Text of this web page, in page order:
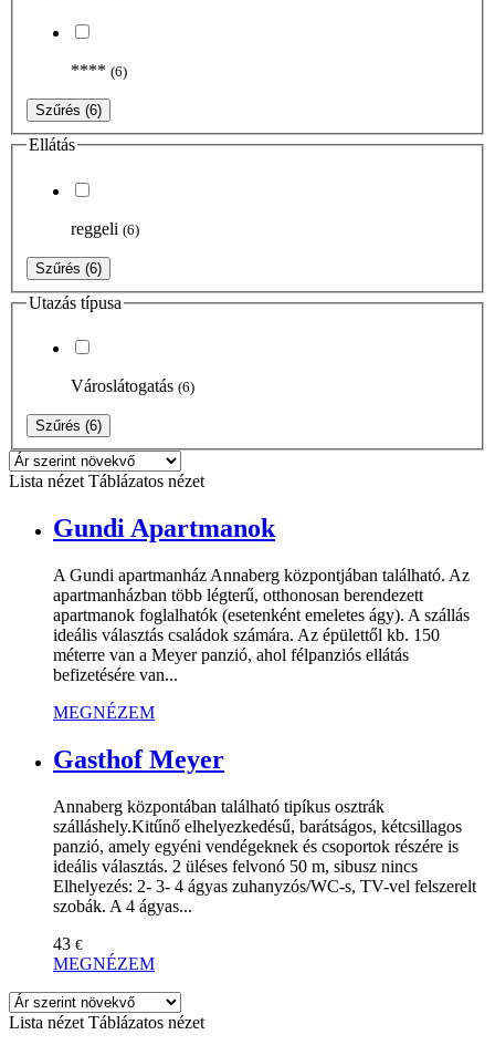
**** (6)
Szűrés (6)
Ellátás
reggeli (6)
Szűrés (6)
Utazás típusa
Városlátogatás (6)
Szűrés (6)
Lista nézet Táblázatos nézet
Gundi Apartmanok
A Gundi apartmanház Annaberg központjában található. Az
apartmanházban több légterű, otthonosan berendezett
apartmanok foglalhatók (esetenként emeletes ágy). A szállás
ideális választás családok számára. Az épülettől kb. 150
méterre van a Meyer panzió, ahol félpanziós ellátás
befizetésére van...
MEGNÉZEM
Gasthof Meyer
Annaberg központában található tipíkus osztrák
szálláshely.Kitűnő elhelyezkedésű, barátságos, kétcsillagos
panzió, amely egyéni vendégeknek és csoportok részére is
ideális választás. 2 üléses felvonó 50 m, sibusz nincs
Elhelyezés: 2- 3- 4 ágyas zuhanyzós/WC-s, TV-vel felszerelt
szobák. A 4 ágyas...
43 €
MEGNÉZEM
Lista nézet Táblázatos nézet